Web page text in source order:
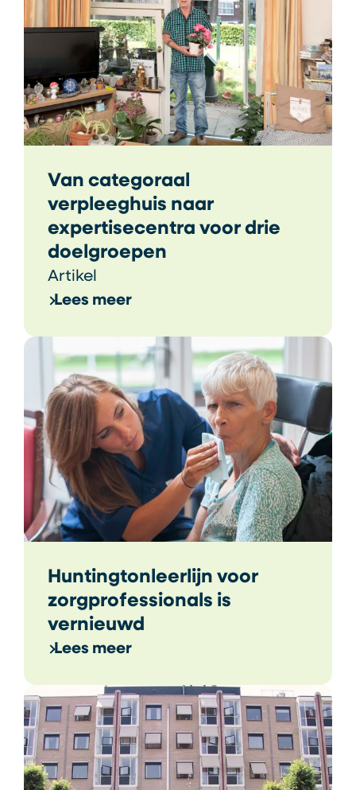
Van categoraal
verpleeghuis naar
expertisecentra voor drie
doelgroepen
Artikel
Lees meer
Huntingtonleerlijn voor
zorgprofessionals is
vernieuwd
Lees meer